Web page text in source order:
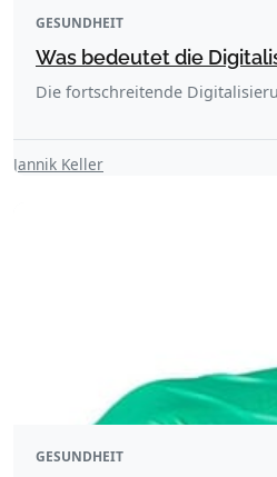
GESUNDHEIT
Was bedeutet die
Die fortschreitende
Jannik Keller
GESUNDHEIT